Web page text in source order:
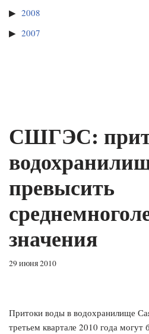
2008
2007
СШГЭС:
превысить
значения
29 июня 2010
Притоки воды в водохранилище
третьем квартале 2010 года